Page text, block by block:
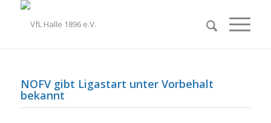
NOFV gibt Ligastart unter Vorbehalt
bekannt